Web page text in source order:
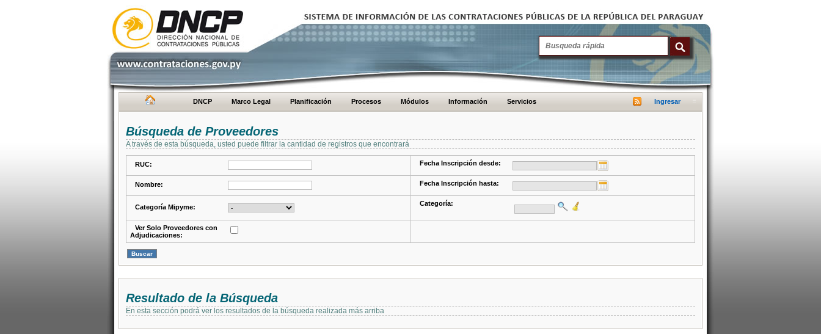
DNCP Marco Legal Planificación Procesos Módulos Información Servicios Ingresar
Búsqueda de Proveedores
A través de esta búsqueda, usted puede filtrar la cantidad de registros que encontrará
RUC: Fecha Inscripción desde:
Nombre: Fecha Inscripción hasta:
Categoría Mipyme: Categoría:
Ver Solo Proveedores con
Adjudicaciones:
Resultado de la Búsqueda
En esta sección podrá ver los resultados de la búsqueda realizada más arriba